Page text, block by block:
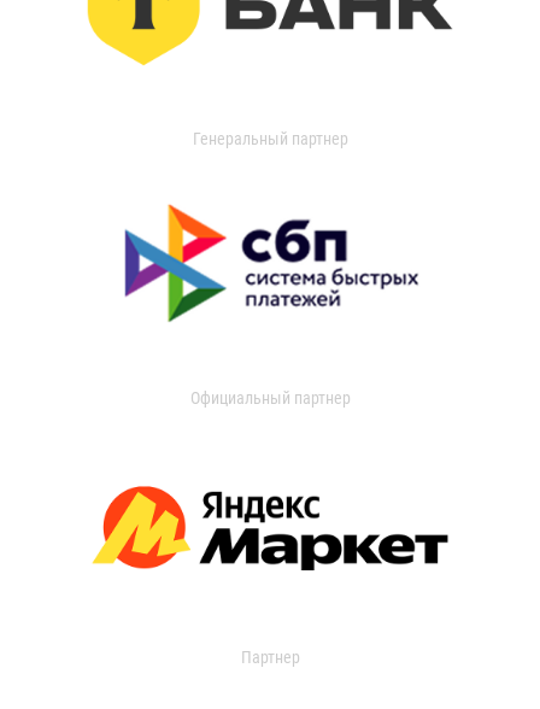
Генеральный партнер
Официальный партнер
Партнер